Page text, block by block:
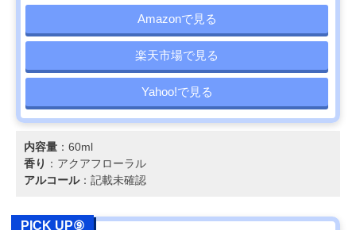
Amazonで見る
楽天市場で見る
Yahoo!で見る
内容量 ：60ml
香り ：アクアフローラル
アルコール：記載未確認
PICK UP⑨